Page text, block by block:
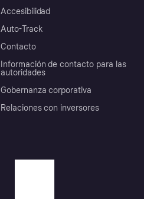
Accesibilidad
Auto-Track
Contacto
Información de contacto para las
autoridades
Gobernanza corporativa
Relaciones con inversores